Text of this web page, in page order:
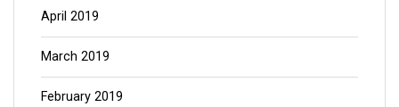
April 2019
March 2019
February 2019